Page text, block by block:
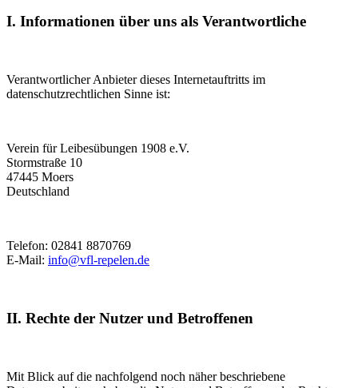
I. Informationen über uns als Verantwortliche
Verantwortlicher Anbieter dieses Internetauftritts im
datenschutzrechtlichen Sinne ist:
Verein für Leibesübungen 1908 e.V.
Stormstraße 10
47445 Moers
Deutschland
Telefon: 02841 8870769
E-Mail: info@vfl-repelen.de
II. Rechte der Nutzer und Betroffenen
Mit Blick auf die nachfolgend noch näher beschriebene